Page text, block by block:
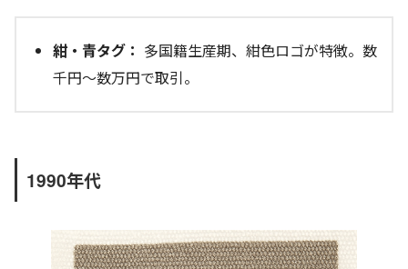
紺・青タグ： 多国籍生産期、紺色ロゴが特徴。数
千円〜数万円で取引。
1990年代